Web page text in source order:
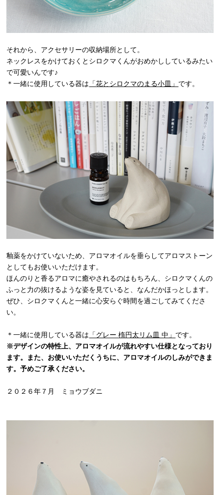
それから、アクセサリーの収納場所として。
ネックレスをかけておくとシロクマくんがおめかししているみたい
で可愛いんです♪
＊一緒に使用している器は 「花とシロクマのまる小皿」 です。
釉薬をかけていないため、アロマオイルを垂らしてアロマストーン
としてもお使いいただけます。
ほんのりと香るアロマに癒やされるのはもちろん、シロクマくんの
ふっと力の抜けるような姿を見ていると、なんだかほっとします。
ぜひ、シロクマくんと一緒に心安らぐ時間を過ごしてみてくださ
い。
＊一緒に使用している器は 「グレー 楕円太リム皿 中」 です。
※デザインの特性上、アロマオイルが流れやすい仕様となっており
ます。また、お使いいただくうちに、アロマオイルのしみができま
す。予めご了承ください。
２０２６年７月 ミョウブダニ